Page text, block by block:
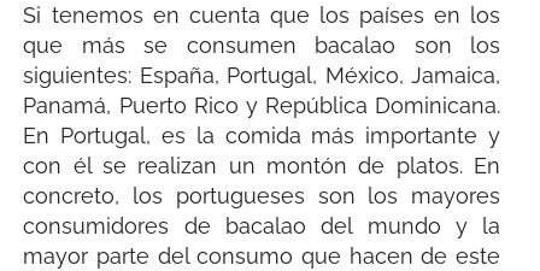
Si tenemos en cuenta que los países en los
que más se consumen bacalao son los
siguientes: España, Portugal, México, Jamaica,
Panamá, Puerto Rico y República Dominicana.
En Portugal, es la comida más importante y
con él se realizan un montón de platos. En
concreto, los portugueses son los mayores
consumidores de bacalao del mundo y la
mayor parte del consumo que hacen de este